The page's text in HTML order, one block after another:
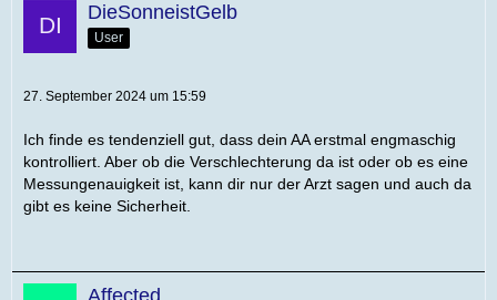
DieSonneistGelb
User
27. September 2024 um 15:59
Ich finde es tendenziell gut, dass dein AA erstmal engmaschig
kontrolliert. Aber ob die Verschlechterung da ist oder ob es eine
Messungenauigkeit ist, kann dir nur der Arzt sagen und auch da
gibt es keine Sicherheit.
Affected